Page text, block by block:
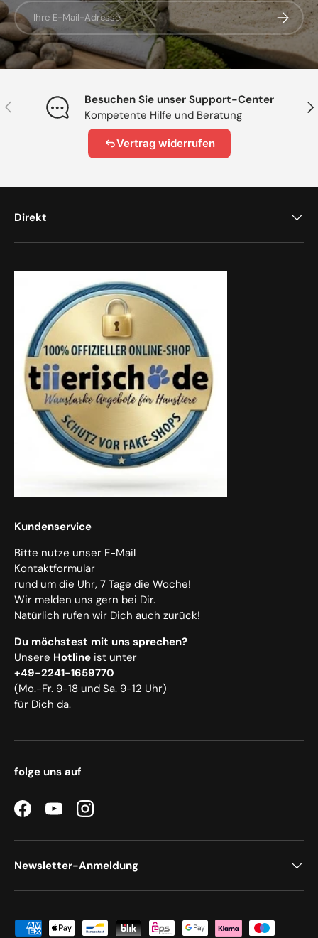
E-Mail
Vorherige
Besuchen Sie unser Support-Center
Kompetente Hilfe und Beratung
Vertrag widerrufen
Direkt
Kundenservice
Bitte nutze unser E-Mail
Kontaktformular
rund um die Uhr, 7 Tage die Woche!
Wir melden uns gern bei Dir.
Natürlich rufen wir Dich auch zurück!
Du möchstest mit uns sprechen?
Unsere Hotline ist unter
+49-2241-1659770
(Mo.-Fr. 9-18 und Sa. 9-12 Uhr)
für Dich da.
folge uns auf
FacebookYouTubeInstagram
Newsletter-Anmeldung
Zahlungsmethoden